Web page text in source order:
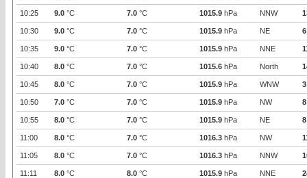
10:25 9.0 °C 7.0 °C 1015.9 hPa NNW
10:30 9.0 °C 7.0 °C 1015.9 hPa NE 6
10:35 9.0 °C 7.0 °C 1015.9 hPa NNE
10:40 8.0 °C 7.0 °C 1015.6 hPa North
10:45 8.0 °C 7.0 °C 1015.9 hPa WNW 3
10:50 7.0 °C 7.0 °C 1015.9 hPa NW 8
10:55 8.0 °C 7.0 °C 1015.9 hPa NE 8
11:00 8.0 °C 7.0 °C 1016.3 hPa NW
11:05 8.0 °C 7.0 °C 1016.3 hPa NNW
11:11 8.0 °C 8.0 °C 1015.9 hPa NNE